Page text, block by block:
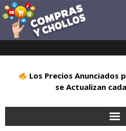
Los Precios Anunciados
se Actualizan